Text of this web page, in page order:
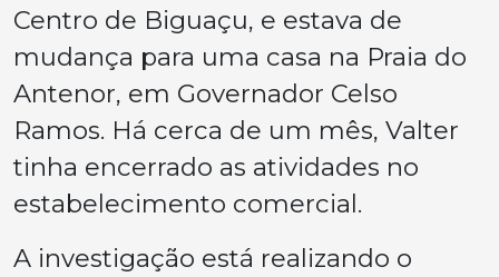
Centro de Biguaçu, e estava de
mudança para uma casa na Praia do
Antenor, em Governador Celso
Ramos. Há cerca de um mês, Valter
tinha encerrado as atividades no
estabelecimento comercial.
A investigação está realizando o